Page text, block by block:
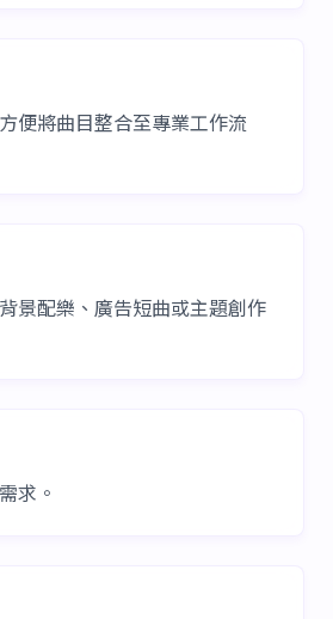
便將曲目整合至專業工作流
景配樂、廣告短曲或主題創作
求。